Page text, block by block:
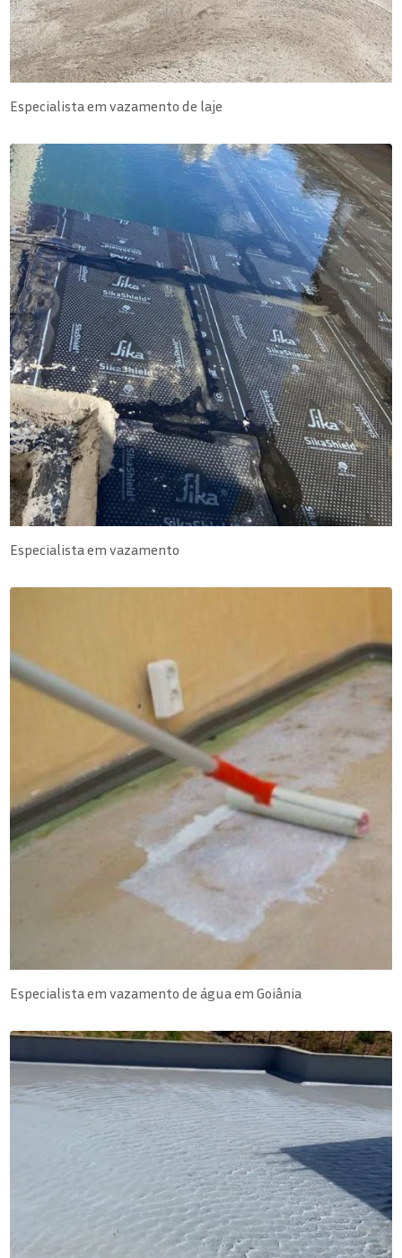
Especialista em vazamento de laje
Especialista em vazamento
Especialista em vazamento de água em Goiânia